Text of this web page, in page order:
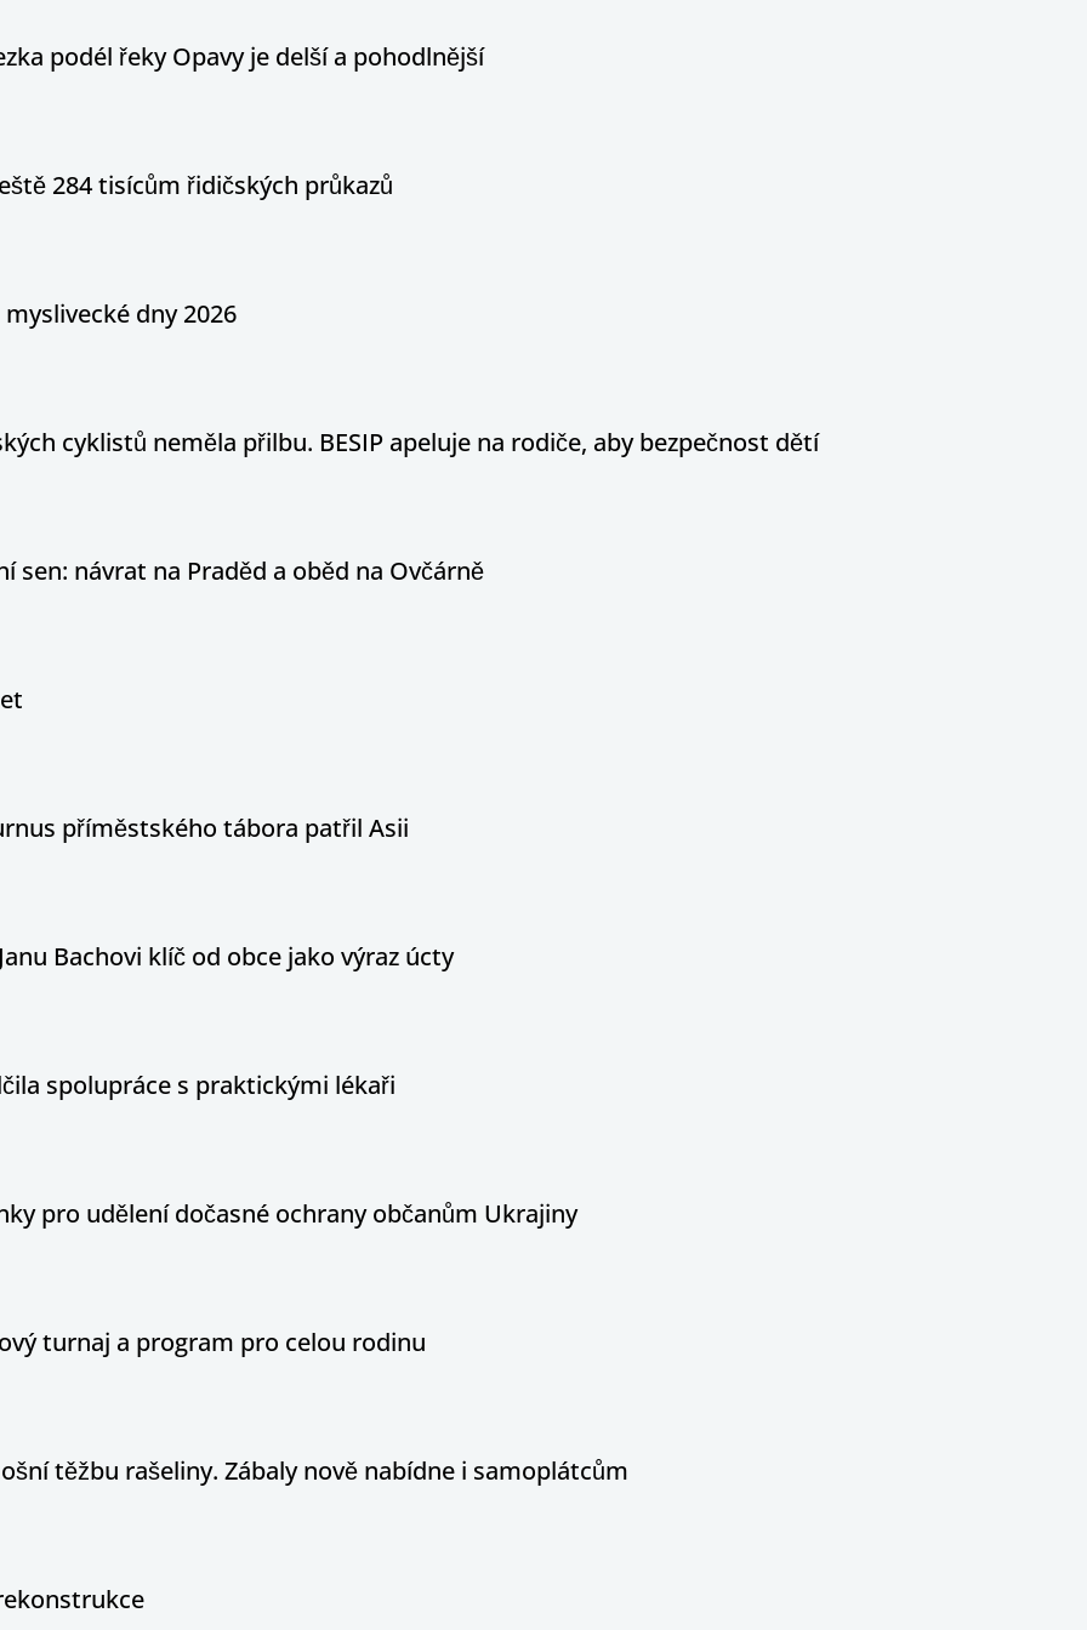
podél řeky Opavy je delší a pohodlnější
284 tisícům řidičských průkazů
dny 2026
cyklistů neměla přilbu. BESIP apeluje na rodiče, aby bezpečnost dětí
sen: návrat na Praděd a oběd na Ovčárně
příměstského tábora patřil Asii
Bachovi klíč od obce jako výraz úcty
spolupráce s praktickými lékaři
pro udělení dočasné ochrany občanům Ukrajiny
turnaj a program pro celou rodinu
těžbu rašeliny. Zábaly nově nabídne i samoplátcům